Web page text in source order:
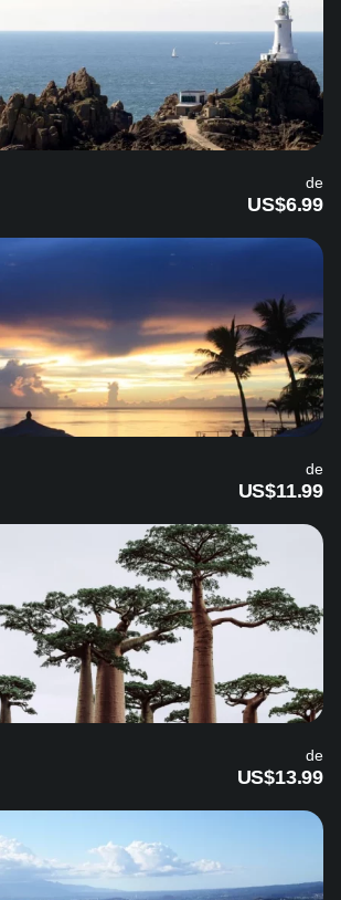
de
US$6.99
de
US$11.99
de
US$13.99